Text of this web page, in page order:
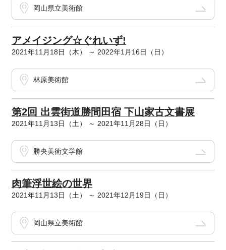
岡山県立美術館
アメイジング☆ぐれいず!
2021年11月18日（木） ～ 2022年1月16日（日）
林原美術館
第2回 出雲街道勝間田宿 下山家古文書展
2021年11月13日（土） ～ 2021年11月28日（日）
勝央美術文学館
肉筆浮世絵の世界
2021年11月13日（土） ～ 2021年12月19日（日）
岡山県立美術館